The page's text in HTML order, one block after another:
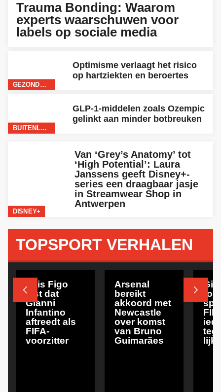
Trauma Bonding: Waarom
experts waarschuwen voor
labels op sociale media
GEZONDHEID
Optimisme verlaagt het risico
op hartziekten en beroertes
BUITENLAND
GLP-1-middelen zoals Ozempic
gelinkt aan minder botbreuken
DISNEY+
Van ‘Grey’s Anatomy’ tot
‘High Potential’: Laura
Janssens geeft Disney+-
series een draagbaar jasje
in Streamwear Shop in
Antwerpen
TOPSPORT VERHALEN
 
NEWS
Luis Figo
eist dat
Gianni
Infantino
aftreedt als
FIFA-
voorzitter
NEWS
Arsenal
bereikt
akkoord met
Newcastle
over komst
van Bruno
Guimarães
NEWS